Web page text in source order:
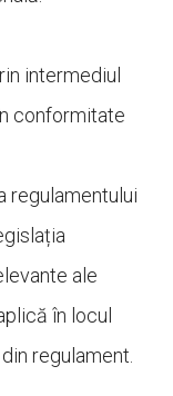
intermediul
conformitate
regulamentului
ale
în locul
regulament.